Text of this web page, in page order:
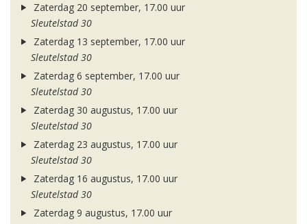
Zaterdag 20 september, 17.00 uur
Sleutelstad 30
Zaterdag 13 september, 17.00 uur
Sleutelstad 30
Zaterdag 6 september, 17.00 uur
Sleutelstad 30
Zaterdag 30 augustus, 17.00 uur
Sleutelstad 30
Zaterdag 23 augustus, 17.00 uur
Sleutelstad 30
Zaterdag 16 augustus, 17.00 uur
Sleutelstad 30
Zaterdag 9 augustus, 17.00 uur